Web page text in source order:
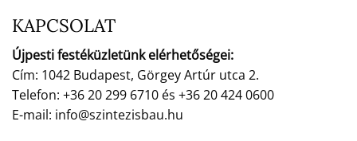
KAPCSOLAT
Újpesti festéküzletünk elérhetőségei:
Cím: 1042 Budapest, Görgey Artúr utca 2.
Telefon: +36 20 299 6710 és +36 20 424 0600
E-mail: info@szintezisbau.hu